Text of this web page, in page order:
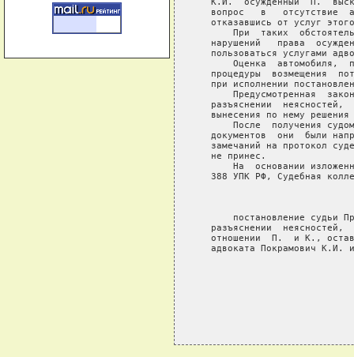
вопрос   в   отсутствие
отказавшись от услуг
При  таких
нарушений   права
пользоваться услугами
Оценка  автомобиля,
процедуры  возмещения
при исполнении
Предусмотренная
разъяснении  неясностей,
вынесения по нему решения
После  получения
документов  они  были
замечаний на протокол
   не принес.
На  основании
388 УПК РФ, Судебная
постановление судьи
разъяснении  неясностей,
отношении  П.  и К.,
адвоката Покрамович К.И.